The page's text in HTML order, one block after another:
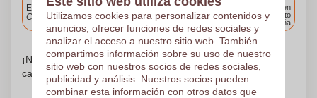
Entrega estándar
Cargue y apruebe sus archivos antes de las 9.30 a.m.
Entrega en
cualquier punto
de España
¡No te preocupes! Simplemente suba sus archivos a la
canasta de compras
Utilizamos cookies para personalizar contenidos y
anuncios, ofrecer funciones de redes sociales y
analizar el acceso a nuestro sitio web. También
compartimos información sobre su uso de nuestro
sitio web con nuestros socios de redes sociales,
publicidad y análisis. Nuestros socios pueden
combinar esta información con otros datos que